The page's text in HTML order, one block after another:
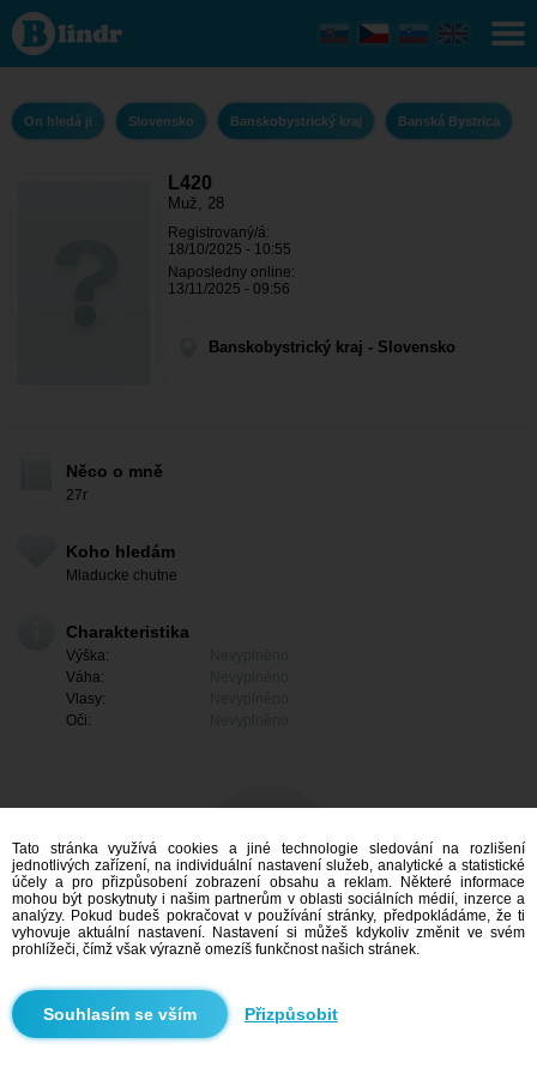
L420 - On hledá
Banskobystrický
kraj - Banská
On hledá ji Slovensko Banskobystrický kraj Banská Bystrica
L420
Muž, 28
Registrovaný/á:
18/10/2025 - 10:55
Naposledny online:
13/11/2025 - 09:56
Banskobystrický kraj - Slovensko
Něco o mně
27r
Koho hledám
Mladucke chutne
Charakteristika
Výška:
Váha:
Vlasy:
Oči:
Mám zájem
Vyhledávání
Tato stránka využívá cookies a jiné technologie sledování na rozlišení
jednotlivých zařízení, na individuální nastavení služeb, analytické a statistické
účely a pro přizpůsobení zobrazení obsahu a reklam. Některé informace
mohou být poskytnuty i našim partnerům v oblasti sociálních médií, inzerce a
analýzy. Pokud budeš pokračovat v používání stránky, předpokládáme, že ti
vyhovuje aktuální nastavení. Nastavení si můžeš kdykoliv změnit ve svém
prohlížeči, čímž však výrazně omezíš funkčnost našich stránek.
Přizpůsobit